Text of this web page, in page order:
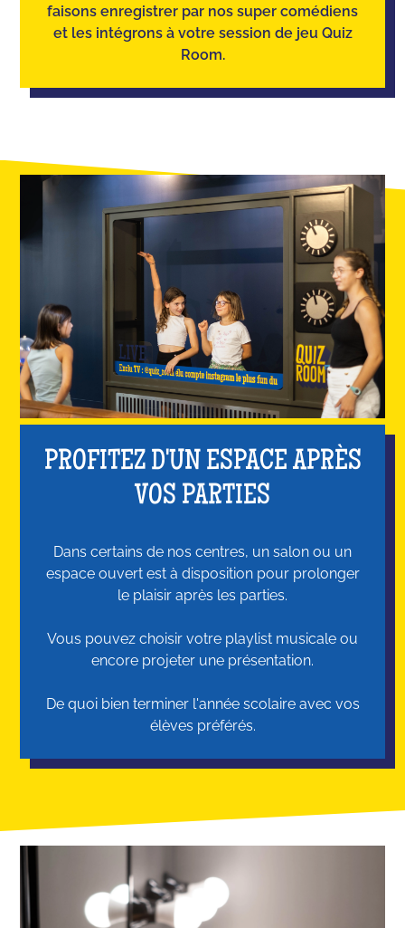
faisons enregistrer par nos super comédiens
et les intégrons à votre session de jeu Quiz
Room.
PROFITEZ D'UN ESPACE APRÈS
VOS PARTIES
Dans certains de nos centres, un salon ou un
espace ouvert est à disposition pour prolonger
le plaisir après les parties.
Vous pouvez choisir votre playlist musicale ou
encore projeter une présentation.
De quoi bien terminer l'année scolaire avec vos
élèves préférés.